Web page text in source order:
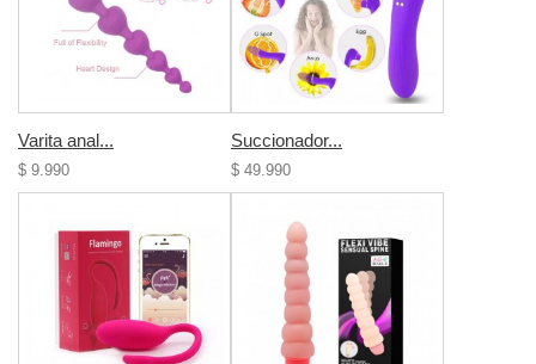
Varita anal...
$ 9.990
Succionador...
$ 49.990